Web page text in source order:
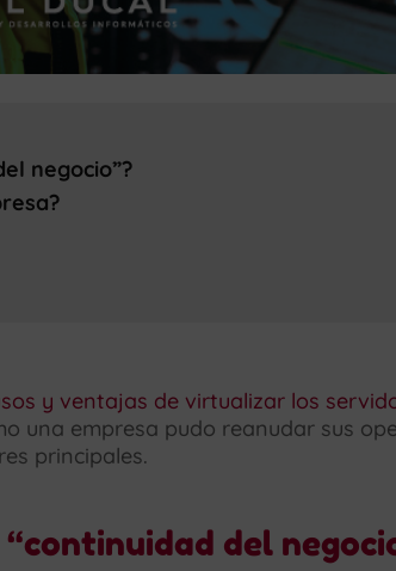
negocio”?
y ventajas de virtualizar los
una empresa pudo reanudar sus
principales.
del